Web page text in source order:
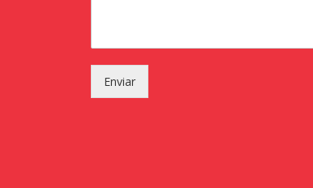
Enviar